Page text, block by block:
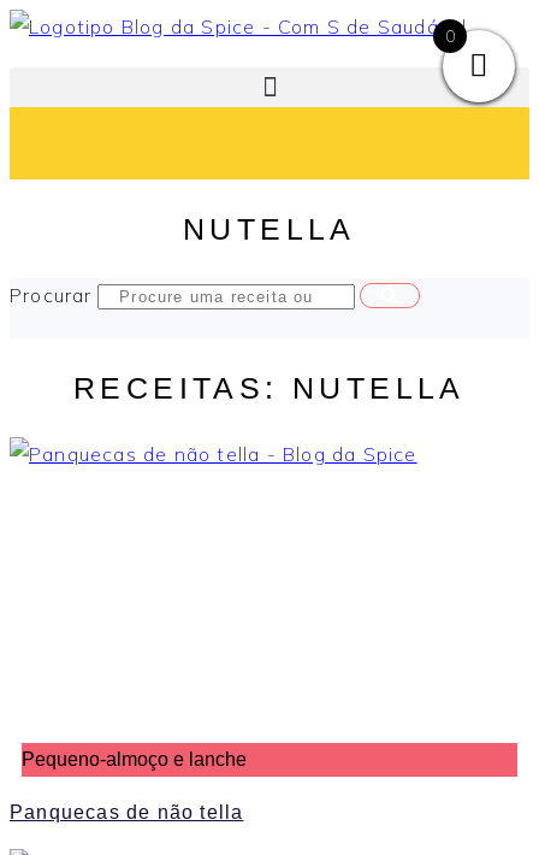
Pular
NUTELLA
Procurar
RECEITAS: NUTELLA
Pequeno-almoço e lanche
Panquecas de não tella
0